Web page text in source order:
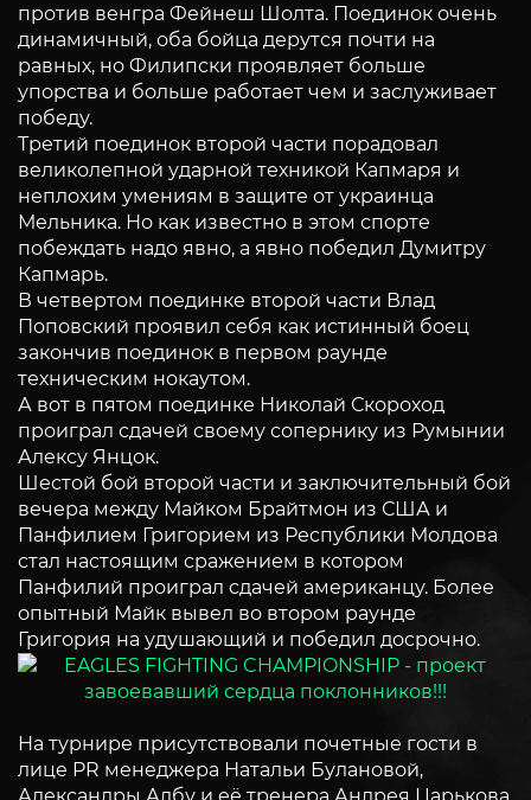
против венгра Фейнеш Шолта. Поединок очень
динамичный, оба бойца дерутся почти на
равных, но Филипски проявляет больше
упорства и больше работает чем и заслуживает
победу.
Третий поединок второй части порадовал
великолепной ударной техникой Капмаря и
неплохим умениям в защите от украинца
Мельника. Но как известно в этом спорте
побеждать надо явно, а явно победил Думитру
Капмарь.
В четвертом поединке второй части Влад
Поповский проявил себя как истинный боец
закончив поединок в первом раунде
техническим нокаутом.
А вот в пятом поединке Николай Скороход
проиграл сдачей своему сопернику из Румынии
Алексу Янцок.
Шестой бой второй части и заключительный бой
вечера между Майком Брайтмон из США и
Панфилием Григорием из Республики Молдова
стал настоящим сражением в котором
Панфилий проиграл сдачей американцу. Более
опытный Майк вывел во втором раунде
Григория на удушающий и победил досрочно.
На турнире присутствовали почетные гости в
лице PR менеджера Натальи Булановой,